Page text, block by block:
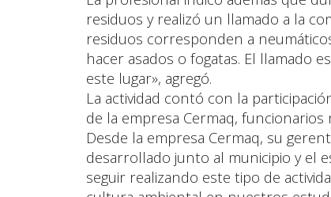
residuos y realizó un llamado a la
residuos corresponden a
hacer asados o fogatas. El llamado
este lugar», agregó.
La actividad contó con la
de la empresa Cermaq,
Desde la empresa Cermaq, su
desarrollado junto al municipio y el
seguir realizando este tipo de